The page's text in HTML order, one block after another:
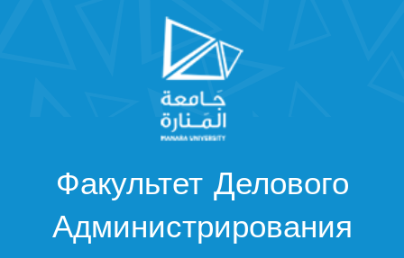
Факультет Делового
Администрирования